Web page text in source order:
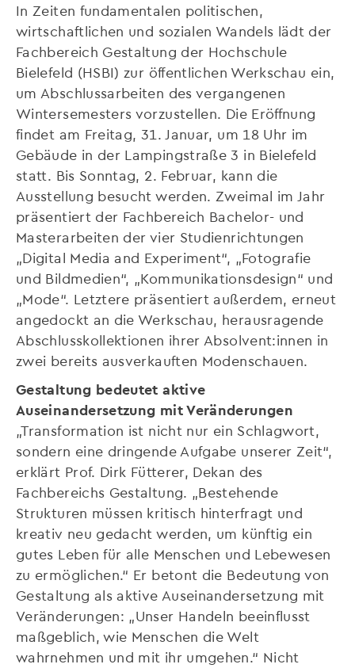
In Zeiten fundamentalen politischen,
wirtschaftlichen und sozialen Wandels lädt der
Fachbereich Gestaltung der Hochschule
Bielefeld (HSBI) zur öffentlichen Werkschau ein,
um Abschlussarbeiten des vergangenen
Wintersemesters vorzustellen. Die Eröffnung
findet am Freitag, 31. Januar, um 18 Uhr im
Gebäude in der Lampingstraße 3 in Bielefeld
statt. Bis Sonntag, 2. Februar, kann die
Ausstellung besucht werden. Zweimal im Jahr
präsentiert der Fachbereich Bachelor- und
Masterarbeiten der vier Studienrichtungen
„Digital Media and Experiment“, „Fotografie
und Bildmedien“, „Kommunikationsdesign“ und
„Mode“. Letztere präsentiert außerdem, erneut
angedockt an die Werkschau, herausragende
Abschlusskollektionen ihrer Absolvent:innen in
zwei bereits ausverkauften Modenschauen.
Gestaltung bedeutet aktive
Auseinandersetzung mit Veränderungen
„Transformation ist nicht nur ein Schlagwort,
sondern eine dringende Aufgabe unserer Zeit“,
erklärt Prof. Dirk Fütterer, Dekan des
Fachbereichs Gestaltung. „Bestehende
Strukturen müssen kritisch hinterfragt und
kreativ neu gedacht werden, um künftig ein
gutes Leben für alle Menschen und Lebewesen
zu ermöglichen.“ Er betont die Bedeutung von
Gestaltung als aktive Auseinandersetzung mit
Veränderungen: „Unser Handeln beeinflusst
maßgeblich, wie Menschen die Welt
wahrnehmen und mit ihr umgehen.“ Nicht